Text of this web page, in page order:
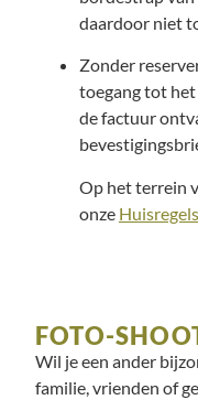
daardoor niet
Zonder
toegang tot
de factuur
Op het terrein
onze Huisregels
FOTO-
Wil je een ander
familie, vrienden of